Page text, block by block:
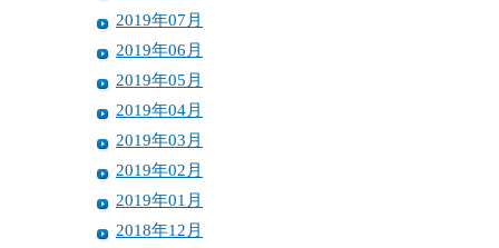
2019年07月
2019年06月
2019年05月
2019年04月
2019年03月
2019年02月
2019年01月
2018年12月